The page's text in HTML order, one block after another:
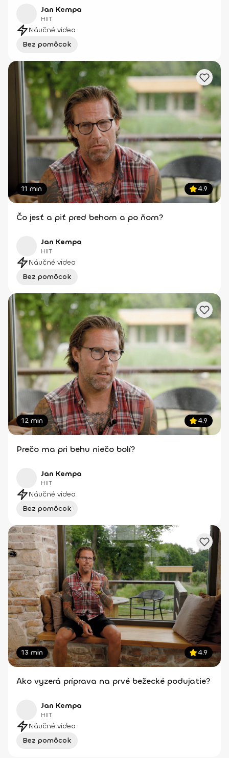
Jan Kempa
HIIT
Náučné video
Bez pomôcok
11 min 4.9
Čo jesť a piť pred behom a po ňom?
Jan Kempa
HIIT
Náučné video
Bez pomôcok
12 min 4.9
Prečo ma pri behu niečo bolí?
Jan Kempa
HIIT
Náučné video
Bez pomôcok
13 min 4.9
Ako vyzerá príprava na prvé bežecké podujatie?
Jan Kempa
HIIT
Náučné video
Bez pomôcok